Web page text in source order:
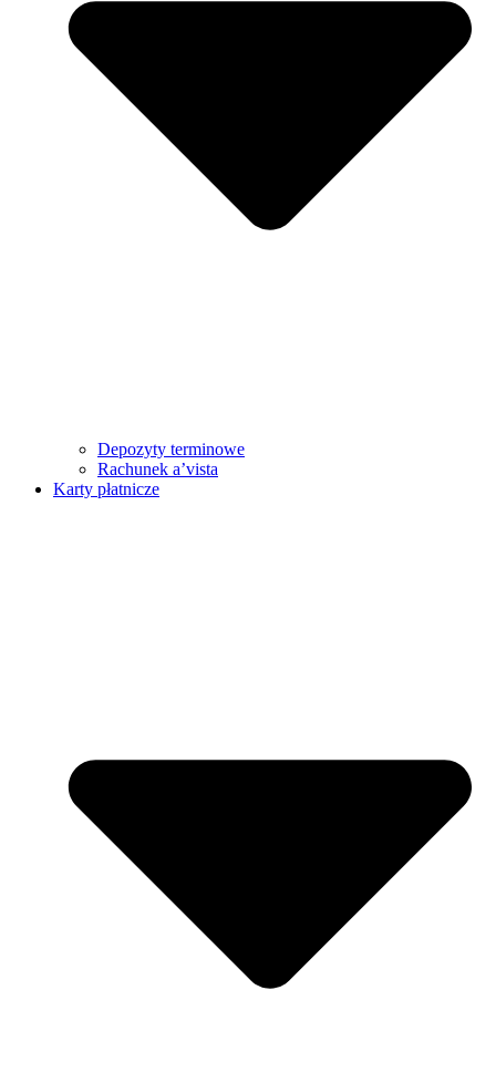
Depozyty terminowe
Rachunek a’vista
Karty płatnicze